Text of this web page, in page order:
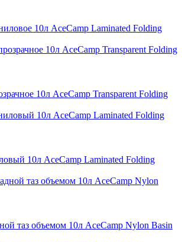
10л AceCamp Laminated Folding
10л AceCamp Transparent Folding
10л AceCamp Laminated Folding
таз объемом 10л AceCamp Nylon Basin